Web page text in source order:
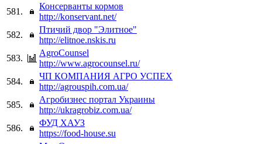
581.
Консерванты кормов
http://konservant.net/
582.
Птичий двор "Элитное"
http://elitnoe.nskis.ru
583.
AgroCounsel
http://www.agrocounsel.ru/
584.
ЧП КОМПАНИЯ АГРО УСПЕХ
http://agrouspih.com.ua/
585.
Агробизнес портал Украины
http://ukragrobiz.com.ua/
586.
ФУД ХАУЗ
https://food-house.su